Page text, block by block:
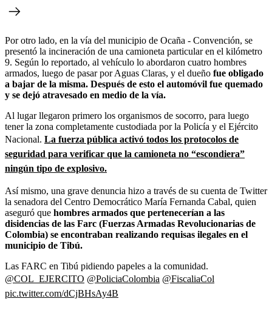
Por otro lado, en la vía del municipio de Ocaña - Convención, se
presentó la incineración de una camioneta particular en el kilómetro
9. Según lo reportado, al vehículo lo abordaron cuatro hombres
armados, luego de pasar por Aguas Claras, y el dueño fue obligado
a bajar de la misma. Después de esto el automóvil fue quemado
y se dejó atravesado en medio de la vía.
Al lugar llegaron primero los organismos de socorro, para luego
tener la zona completamente custodiada por la Policía y el Ejército
Nacional. La fuerza pública activó todos los protocolos de
seguridad para verificar que la camioneta no “escondiera”
ningún tipo de explosivo.
Así mismo, una grave denuncia hizo a través de su cuenta de Twitter
la senadora del Centro Democrático María Fernanda Cabal, quien
aseguró que hombres armados que pertenecerían a las
disidencias de las Farc (Fuerzas Armadas Revolucionarias de
Colombia) se encontraban realizando requisas ilegales en el
municipio de Tibú.
Las FARC en Tibú pidiendo papeles a la comunidad.
@COL_EJERCITO @PoliciaColombia @FiscaliaCol
pic.twitter.com/dCjBHsAy4B